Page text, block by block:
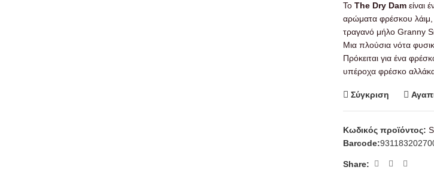
Το The Dry Damείναι
αρώματα φρέσκου λάιμ,
τραγανό μήλο Granny
Μια πλούσια νότα
Πρόκειται για ένα
υπέροχα φρέσκο
Σύγκριση
Κωδικός προϊόντος:
Barcode:
Share: